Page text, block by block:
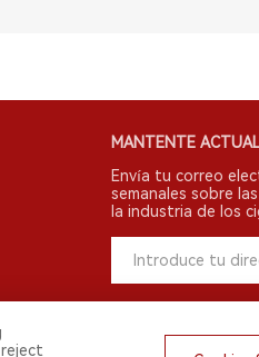
MANTENTE
Envía tu correo
semanales sobre
la industria de los